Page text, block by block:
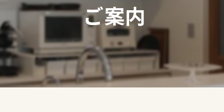
エクステリア
外壁塗装
ご案内